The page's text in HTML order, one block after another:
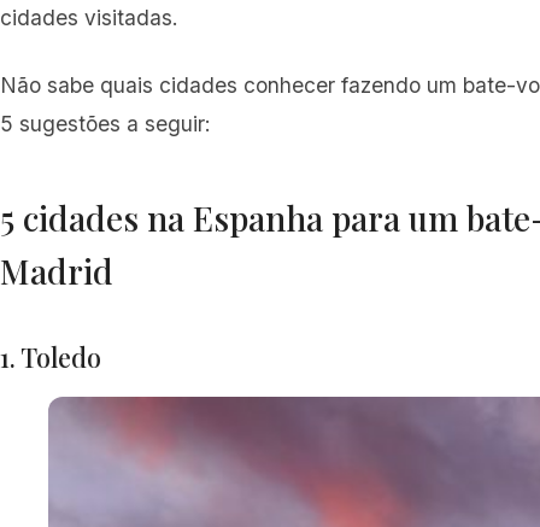
cidades visitadas.
Não sabe quais cidades conhecer fazendo um bate-
5 sugestões a seguir:
5 cidades na Espanha para um
Madrid
1. Toledo